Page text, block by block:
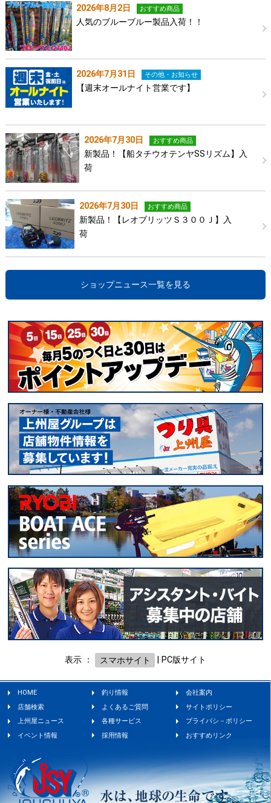
2026年8月2日 おすすめ商品
人気のブルーブルー製品入荷！！
2026年7月31日 その他・お知らせ
【週末オールナイト営業です】
2026年7月30日 おすすめ商品
新製品！【船タチウオテンヤSSリズム】入
荷
2026年7月30日 おすすめ商品
新製品！【レオブリッツＳ３００Ｊ】入
荷
ショップニュース一覧を見る
表示 ： スマホサイト PC版サイト
HOME 釣り情報
会社案内
店舗検索
よくあるご質問
サイトポリシー
上州屋ニュース
各種サービス
プライバシ－ポリシー
イベント情報
採用情報 おすすめリンク